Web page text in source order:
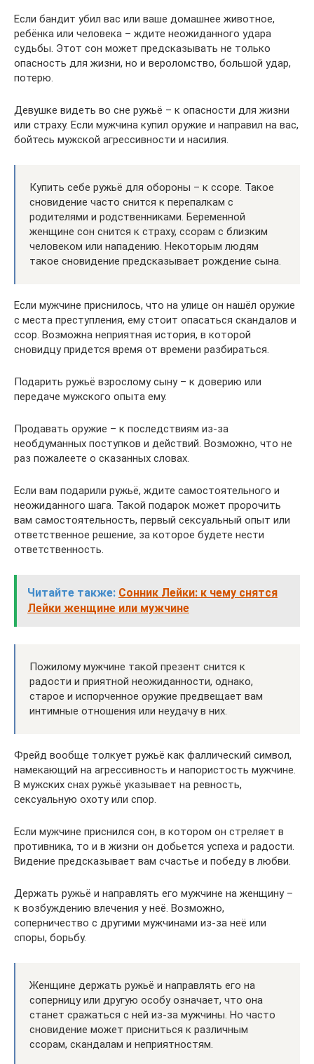
Если бандит убил вас или ваше домашнее животное,
ребёнка или человека – ждите неожиданного удара
судьбы. Этот сон может предсказывать не только
опасность для жизни, но и вероломство, большой удар,
потерю.
Девушке видеть во сне ружьё – к опасности для жизни
или страху. Если мужчина купил оружие и направил на вас,
бойтесь мужской агрессивности и насилия.
Купить себе ружьё для обороны – к ссоре. Такое
сновидение часто снится к перепалкам с
родителями и родственниками. Беременной
женщине сон снится к страху, ссорам с близким
человеком или нападению. Некоторым людям
такое сновидение предсказывает рождение сына.
Если мужчине приснилось, что на улице он нашёл оружие
с места преступления, ему стоит опасаться скандалов и
ссор. Возможна неприятная история, в которой
сновидцу придется время от времени разбираться.
Подарить ружьё взрослому сыну – к доверию или
передаче мужского опыта ему.
Продавать оружие – к последствиям из-за
необдуманных поступков и действий. Возможно, что не
раз пожалеете о сказанных словах.
Если вам подарили ружьё, ждите самостоятельного и
неожиданного шага. Такой подарок может пророчить
вам самостоятельность, первый сексуальный опыт или
ответственное решение, за которое будете нести
ответственность.
Читайте также: Сонник Лейки: к чему снятся
Лейки женщине или мужчине
Пожилому мужчине такой презент снится к
радости и приятной неожиданности, однако,
старое и испорченное оружие предвещает вам
интимные отношения или неудачу в них.
Фрейд вообще толкует ружьё как фаллический символ,
намекающий на агрессивность и напористость мужчине.
В мужских снах ружьё указывает на ревность,
сексуальную охоту или спор.
Если мужчине приснился сон, в котором он стреляет в
противника, то и в жизни он добьется успеха и радости.
Видение предсказывает вам счастье и победу в любви.
Держать ружьё и направлять его мужчине на женщину –
к возбуждению влечения у неё. Возможно,
соперничество с другими мужчинами из-за неё или
споры, борьбу.
Женщине держать ружьё и направлять его на
соперницу или другую особу означает, что она
станет сражаться с ней из-за мужчины. Но часто
сновидение может присниться к различным
ссорам, скандалам и неприятностям.